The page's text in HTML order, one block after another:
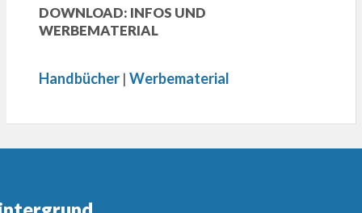
DOWNLOAD: INFOS UND
WERBEMATERIAL
Handbücher| Werbematerial